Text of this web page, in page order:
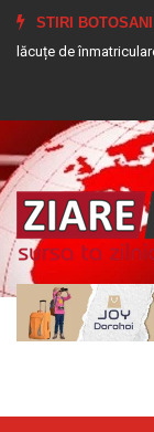
STIRI
reținute